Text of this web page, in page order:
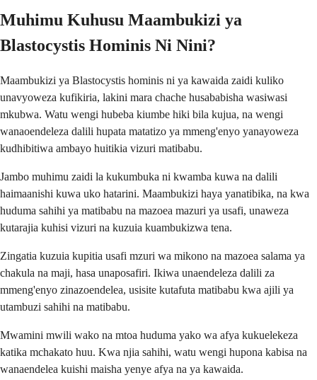
Muhimu Kuhusu Maambukizi ya
Blastocystis Hominis Ni Nini?
Maambukizi ya Blastocystis hominis ni ya kawaida zaidi kuliko
unavyoweza kufikiria, lakini mara chache husababisha wasiwasi
mkubwa. Watu wengi hubeba kiumbe hiki bila kujua, na wengi
wanaoendeleza dalili hupata matatizo ya mmeng'enyo yanayoweza
kudhibitiwa ambayo huitikia vizuri matibabu.
Jambo muhimu zaidi la kukumbuka ni kwamba kuwa na dalili
haimaanishi kuwa uko hatarini. Maambukizi haya yanatibika, na kwa
huduma sahihi ya matibabu na mazoea mazuri ya usafi, unaweza
kutarajia kuhisi vizuri na kuzuia kuambukizwa tena.
Zingatia kuzuia kupitia usafi mzuri wa mikono na mazoea salama ya
chakula na maji, hasa unaposafiri. Ikiwa unaendeleza dalili za
mmeng'enyo zinazoendelea, usisite kutafuta matibabu kwa ajili ya
utambuzi sahihi na matibabu.
Mwamini mwili wako na mtoa huduma yako wa afya kukuelekeza
katika mchakato huu. Kwa njia sahihi, watu wengi hupona kabisa na
wanaendelea kuishi maisha yenye afya na ya kawaida.